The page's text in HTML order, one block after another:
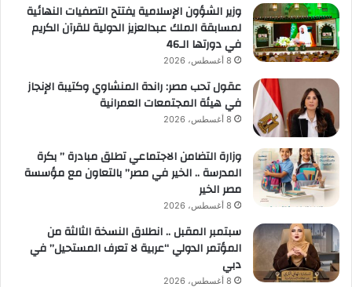
وزير الشؤون الإسلامية يفتتح التصفيات النهائية
لمسابقة الملك عبدالعزيز الدولية للقرآن الكريم
في دورتها الـ46
8 أغسطس، 2026
عقول تحب مصر: راندة المنشاوي وكتيبة الإنجاز
في هيئة المجتمعات العمرانية
8 أغسطس، 2026
وزارة التضامن الاجتماعي تطلق مبادرة ” بكرة
المدرسة .. الخير في مصر” بالتعاون مع مؤسسة
مصر الخير
8 أغسطس، 2026
سبتمبر المقبل .. انطلاق النسخة الثالثة من
المؤتمر الدولي “عربية لا تعرف المستحيل” في
دبي
8 أغسطس، 2026